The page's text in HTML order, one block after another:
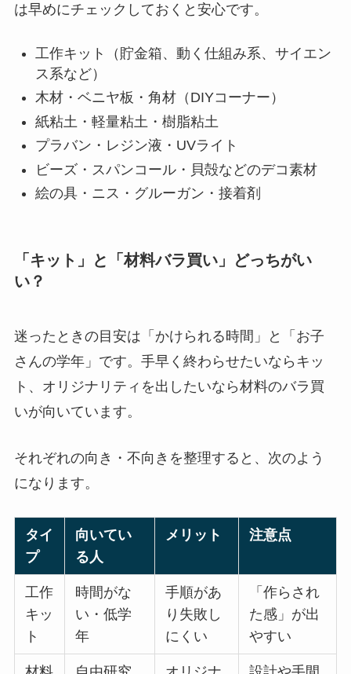
は早めにチェックしておくと安心です。
工作キット（貯金箱、動く仕組み系、サイエン
ス系など）
木材・ベニヤ板・角材（DIYコーナー）
紙粘土・軽量粘土・樹脂粘土
プラバン・レジン液・UVライト
ビーズ・スパンコール・貝殻などのデコ素材
絵の具・ニス・グルーガン・接着剤
「キット」と「材料バラ買い」どっちがい
い？
迷ったときの目安は「かけられる時間」と「お子
さんの学年」です。手早く終わらせたいならキッ
ト、オリジナリティを出したいなら材料のバラ買
いが向いています。
それぞれの向き・不向きを整理すると、次のよう
になります。
タイ
プ
向いてい
る人
メリット 注意点
工作
キッ
ト
時間がな
い・低学
年
手順があ
り失敗し
にくい
「作らされ
た感」が出
やすい